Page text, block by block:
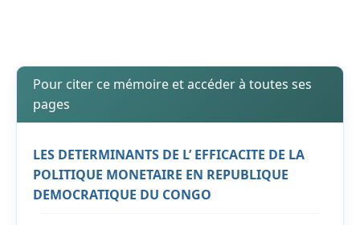
Pour citer ce mémoire et accéder à toutes ses
pages
LES DETERMINANTS DE L’ EFFICACITE DE LA
POLITIQUE MONETAIRE EN REPUBLIQUE
DEMOCRATIQUE DU CONGO